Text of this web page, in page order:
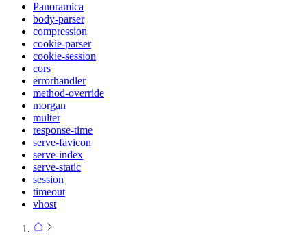
Panoramica
body-parser
compression
cookie-parser
cookie-session
cors
errorhandler
method-override
morgan
multer
response-time
serve-favicon
serve-index
serve-static
session
timeout
vhost